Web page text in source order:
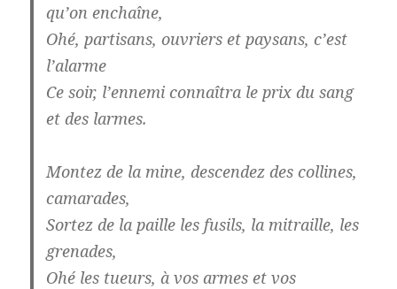
qu’on enchaîne,
Ohé, partisans, ouvriers et paysans, c’est
l’alarme
Ce soir, l’ennemi connaîtra le prix du sang
et des larmes.
Montez de la mine, descendez des collines,
camarades,
Sortez de la paille les fusils, la mitraille, les
grenades,
Ohé les tueurs, à vos armes et vos